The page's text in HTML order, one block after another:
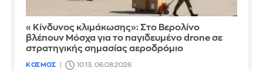
«Κίνδυνος κλιμάκωσης»: Στο Βερολίνο
βλέπουν Μόσχα για το παγιδευμένο drone σε
στρατηγικής σημασίας αεροδρόμιο
ΚΟΣΜΟΣ 10:13, 06.08.2026